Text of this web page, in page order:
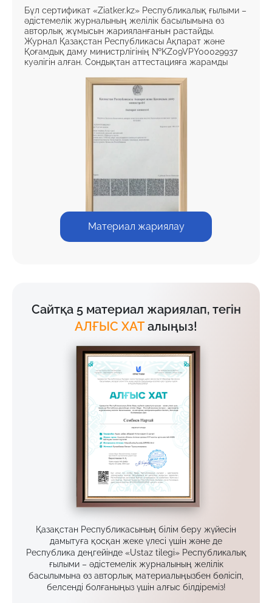
Бұл сертификат «Ziatker.kz» Республикалық ғылыми –
әдістемелік журналының желілік басылымына өз
авторлық жұмысын жарияланғанын растайды.
Журнал Қазақстан Республикасы Ақпарат және
Қоғамдық даму министрлігінің №KZ09VPY00029937
куәлігін алған. Сондықтан аттестацияға жарамды
Материал жариялау
Сайтқа 5 материал жариялап, тегін
АЛҒЫС ХАТ алыңыз!
Қазақстан Республикасының білім беру жүйесін
дамытуға қосқан жеке үлесі үшін және де
Республика деңгейінде «Ustaz tilegi» Республикалық
ғылыми – әдістемелік журналының желілік
басылымына өз авторлық материалыңызбен бөлісіп,
белсенді болғаныңыз үшін алғыс білдіреміз!